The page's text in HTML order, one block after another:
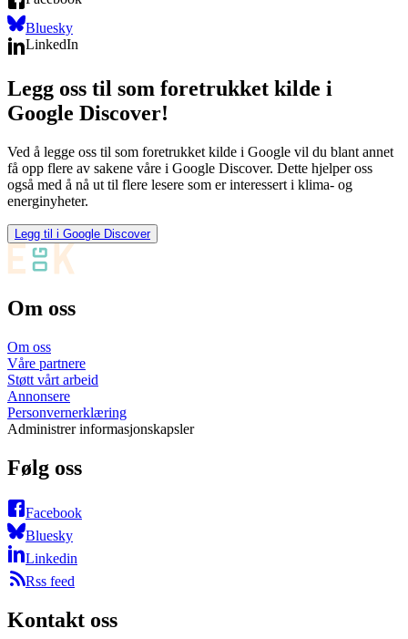
Bluesky
LinkedIn
Legg oss til som foretrukket kilde i
Google Discover!
Ved å legge oss til som foretrukket kilde i Google vil du blant annet
få opp flere av sakene våre i Google Discover. Dette hjelper oss
også med å nå ut til flere lesere som er interessert i klima- og
energinyheter.
Legg til i Google Discover
Om oss
Om oss
Våre partnere
Støtt vårt arbeid
Annonsere
Personvernerklæring
Administrer informasjonskapsler
Følg oss
Facebook
Bluesky
Linkedin
Rss feed
Kontakt oss